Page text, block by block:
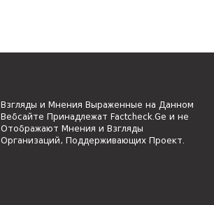
Взгляды и Мнения Выраженные на Данном
Вебсайте Принадлежат Factcheck.Ge и не
Отображают Мнения и Взгляды
Организаций, Поддерживающих Проект.